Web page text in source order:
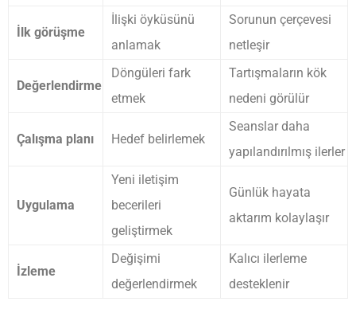
İlk görüşme
İlişki öyküsünü
anlamak
Sorunun çerçevesi
netleşir
Değerlendirme
Döngüleri fark
etmek
Tartışmaların kök
nedeni görülür
Çalışma planı Hedef belirlemek
Seanslar daha
yapılandırılmış ilerler
Uygulama
Yeni iletişim
becerileri
geliştirmek
Günlük hayata
aktarım kolaylaşır
İzleme
Değişimi
değerlendirmek
Kalıcı ilerleme
desteklenir